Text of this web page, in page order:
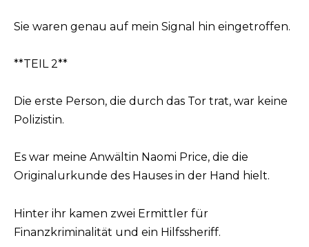
Sie waren genau auf mein Signal hin eingetroffen.
**TEIL 2**
Die erste Person, die durch das Tor trat, war keine
Polizistin.
Es war meine Anwältin Naomi Price, die die
Originalurkunde des Hauses in der Hand hielt.
Hinter ihr kamen zwei Ermittler für
Finanzkriminalität und ein Hilfssheriff.